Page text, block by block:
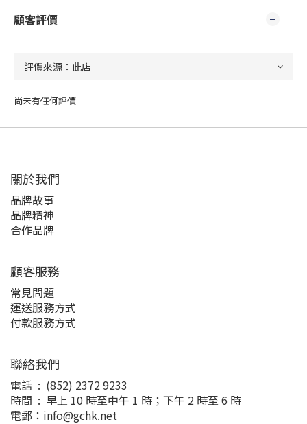
顧客評價
尚未有任何評價
關於我們
品牌故事
品牌精神
合作品牌
顧客服務
常見問題
運送服務方式
付款服務方式
聯絡我們
電話 : (852) 2372 9233
時間 : 早上 10 時至中午 1 時；下午 2 時至 6 時
電郵：info@gchk.net